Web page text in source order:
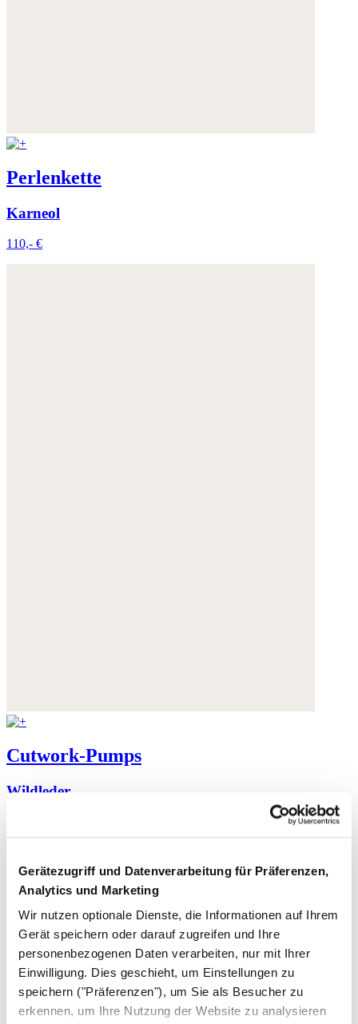
Gerätezugriff und Datenverarbeitung für Präferenzen,
Analytics und Marketing
Wir nutzen optionale Dienste, die Informationen auf Ihrem
Gerät speichern oder darauf zugreifen und Ihre
personenbezogenen Daten verarbeiten, nur mit Ihrer
Einwilligung. Dies geschieht, um Einstellungen zu
speichern ("Präferenzen"), um Sie als Besucher zu
erkennen, um Ihre Nutzung der Website zu analysieren
Perlenkette
Karneol
110,- €
Cutwork-Pumps
Wildleder